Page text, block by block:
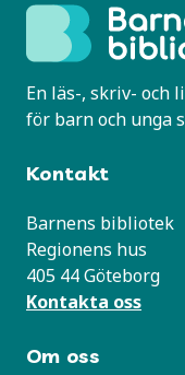
En läs-, skriv- och
för barn och unga
Kontakt
Barnens bibliotek
Regionens hus
405 44 Göteborg
Kontakta oss
Om oss